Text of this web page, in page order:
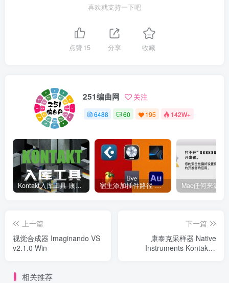
喜欢就支持一下吧
点赞15 分享 收藏
251编曲网 关注
6488 60 195 142W+
Kontakt入库工具 康泰克入库教程 宿主添加插件路径 插件路径设置 VSTPlugins路径
上一篇
视觉合成器 Imaginando VS
v2.1.0 Win
下一篇
康泰克采样器 Native
Instruments Kontakt 8
相关推荐